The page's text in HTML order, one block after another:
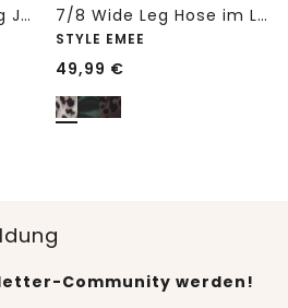
High Waist Barrel Leg Jeans im Loose Fit 7/8 Wide Leg Hose im Loose Fit mit Print
STYLE EMEE
49,99 €
Community werden!